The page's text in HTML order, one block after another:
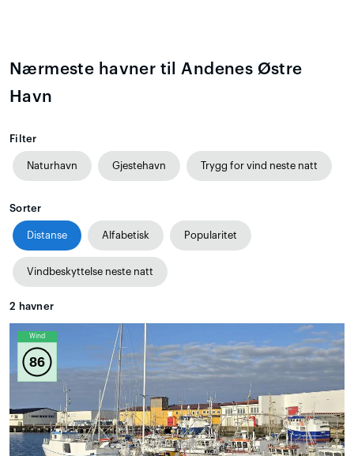
Nærmeste havner til Andenes Østre
Havn
Filter
Naturhavn Gjestehavn Trygg for vind neste natt
Sorter
Distanse Alfabetisk Popularitet
Vindbeskyttelse neste natt
2 havner
Wind
86